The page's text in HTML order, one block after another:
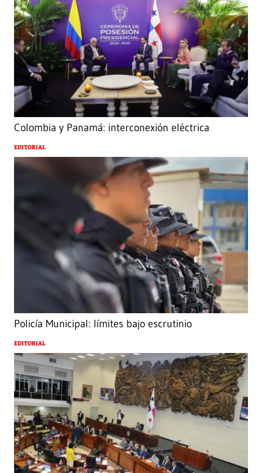
Colombia y Panamá: interconexión eléctrica
EDITORIAL
Policía Municipal: límites bajo escrutinio
EDITORIAL